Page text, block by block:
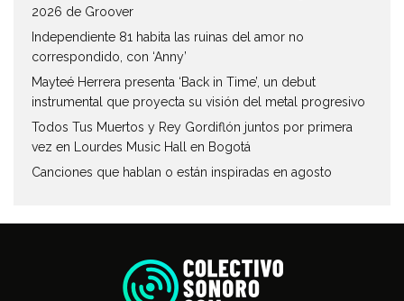
2026 de Groover
Independiente 81 habita las ruinas del amor no
correspondido, con ‘Anny’
Mayteé Herrera presenta ‘Back in Time’, un debut
instrumental que proyecta su visión del metal progresivo
Todos Tus Muertos y Rey Gordiflón juntos por primera
vez en Lourdes Music Hall en Bogotá
Canciones que hablan o están inspiradas en agosto